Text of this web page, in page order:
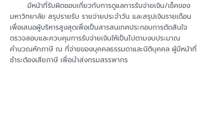
มีหน้าที่รับผิดชอบเกี่ยวกับการดูแลการรับจ่ายเงิน/เช็คของ
มหาวิทยาลัย สรุปรายรับ รายจ่ายประจำวัน และสรุปเงินรายเดือน
เพื่อเสนอผู้บริหารสูงสุดเพื่อเป็นสารสนเทศประกอบการตัดสินใจ
ตรวจสอบและควบคุมการรับจ่ายเงินให้เป็นไปตามงบประมาณ
คำนวณหักภาษี ณ ที่จ่ายของบุคคลธรรมดาและนิติบุคคล ผู้มีหน้าที่
ชำระต้องเสียภาษี เพื่อนำส่งกรมสรรพากร